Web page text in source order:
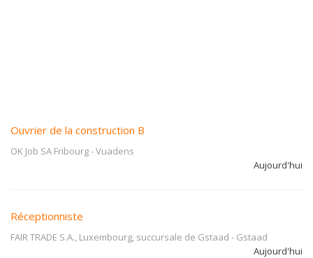
Ouvrier de la construction B
OK Job SA Fribourg-Vuadens
Aujourd'hui
Réceptionniste
FAIR TRADE S.A., Luxembourg, succursale de Gstaad - Gstaad
Aujourd'hui